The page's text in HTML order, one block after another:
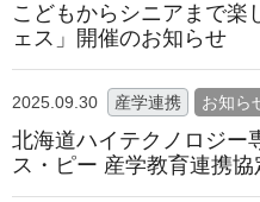
こどもからシニアまで楽
ェス」開催のお知らせ
2025.09.30 産学連携 お知ら
北海道ハイテクノロジー
ス・ピー 産学教育連携協